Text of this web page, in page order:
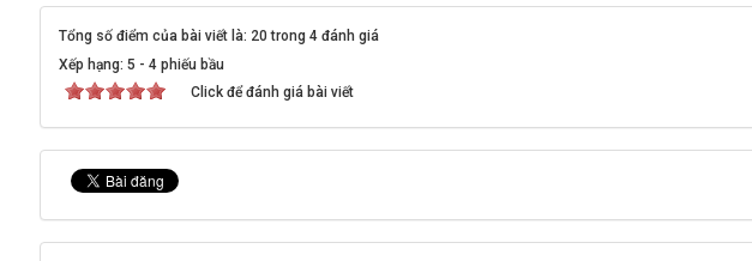
Tổng số điểm của bài viết là: 20 trong 4 đánh giá
Xếp hạng: 5 - 4 phiếu bầu
Click để đánh giá bài viết